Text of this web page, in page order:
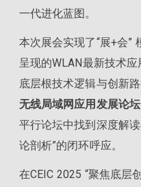
一代进化蓝图。
本次展会实现了“展+会”
呈现的WLAN最新技术
底层根技术逻辑与创新
无线局域网应用发展论坛
平行论坛中找到深度解
论剖析”的闭环呼应。
在CEIC 2025 “聚焦底层